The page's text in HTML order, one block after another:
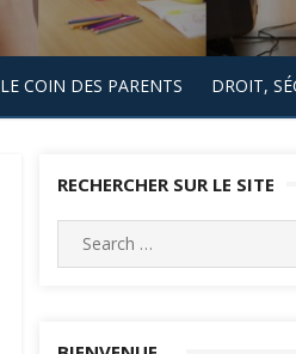
LE COIN DES PARENTS DROIT,
RECHERCHER SUR LE SITE
Search
for: